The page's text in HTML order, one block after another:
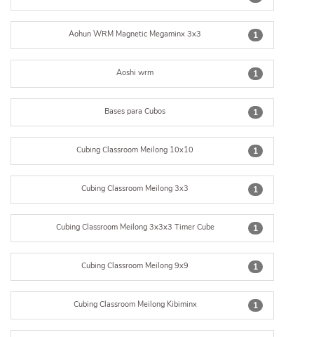
1
Aohun WRM Magnetic Megaminx 3x3
1
Aoshi wrm
1
Bases para Cubos
1
Cubing Classroom Meilong 10x10
1
Cubing Classroom Meilong 3x3
1
Cubing Classroom Meilong 3x3x3 Timer Cube
1
Cubing Classroom Meilong 9x9
1
Cubing Classroom Meilong Kibiminx